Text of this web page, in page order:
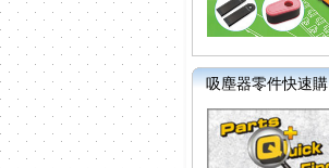
吸塵器零件快速購